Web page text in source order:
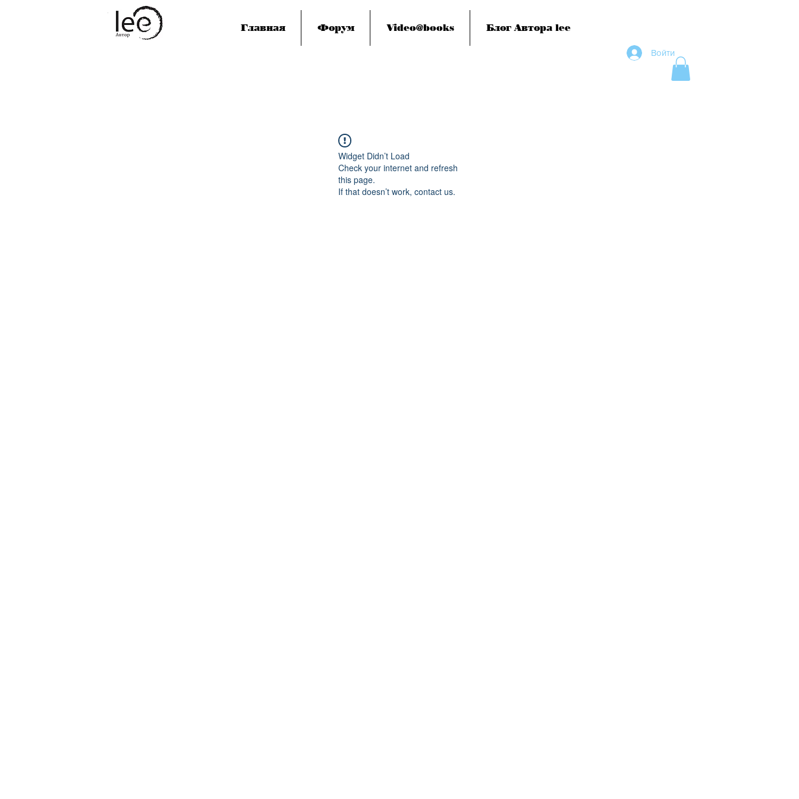
Главная Форум Video@books Блог Автора lee
Lee
Сознание
Войти
Widget Didn’t Load
Check your internet and refresh
this page.
If that doesn’t work, contact us.